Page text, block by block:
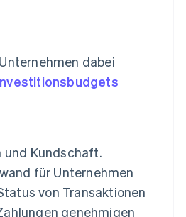
dabei
Kundschaft.
für Unternehmen
von Transaktionen
genehmigen